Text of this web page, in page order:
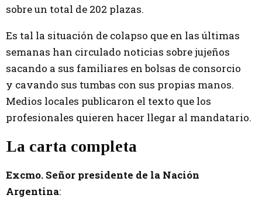
sobre un total de 202 plazas.
Es tal la situación de colapso que en las últimas
semanas han circulado noticias sobre jujeños
sacando a sus familiares en bolsas de consorcio
y cavando sus tumbas con sus propias manos.
Medios locales publicaron el texto que los
profesionales quieren hacer llegar al mandatario.
La carta completa
Excmo. Señor presidente de la Nación
Argentina: